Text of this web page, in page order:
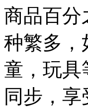
商品百分
种繁多，
童，玩具
同步，